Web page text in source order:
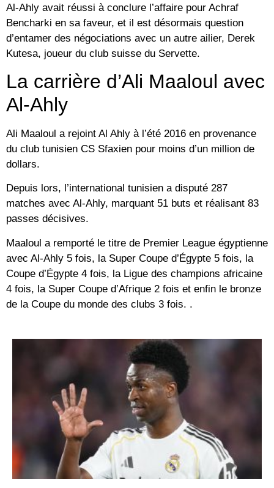
Al-Ahly avait réussi à conclure l’affaire pour Achraf
Bencharki en sa faveur, et il est désormais question
d’entamer des négociations avec un autre ailier, Derek
Kutesa, joueur du club suisse du Servette.
La carrière d’Ali Maaloul avec
Al-Ahly
Ali Maaloul a rejoint Al Ahly à l’été 2016 en provenance
du club tunisien CS Sfaxien pour moins d’un million de
dollars.
Depuis lors, l’international tunisien a disputé 287
matches avec Al-Ahly, marquant 51 buts et réalisant 83
passes décisives.
Maaloul a remporté le titre de Premier League égyptienne
avec Al-Ahly 5 fois, la Super Coupe d’Égypte 5 fois, la
Coupe d’Égypte 4 fois, la Ligue des champions africaine
4 fois, la Super Coupe d’Afrique 2 fois et enfin le bronze
de la Coupe du monde des clubs 3 fois. .